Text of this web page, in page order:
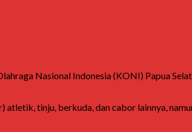
Nasional Indonesia (KONI) Papua
tinju, berkuda, dan cabor lainnya,